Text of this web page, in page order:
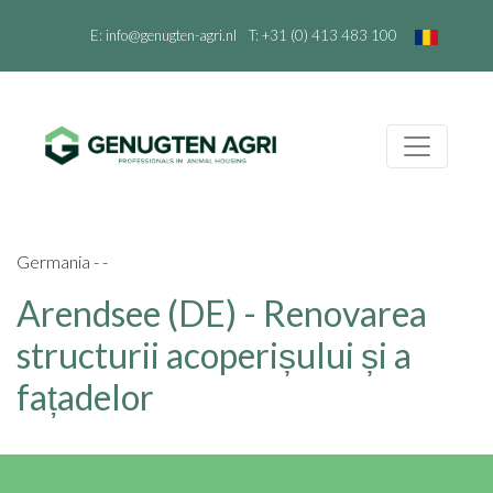
E: info@genugten-agri.nl T:+31 (0) 413 483 100
Germania - -
Arendsee (DE) - Renovarea
structurii acoperișului și a
fațadelor